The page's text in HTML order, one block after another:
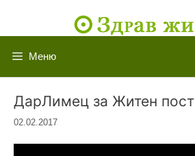
Меню
ДарЛимец за Житен пост
02.02.2017